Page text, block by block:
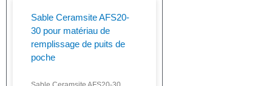
Sable Ceramsite AFS20-
30 pour matériau de
remplissage de puits de
poche